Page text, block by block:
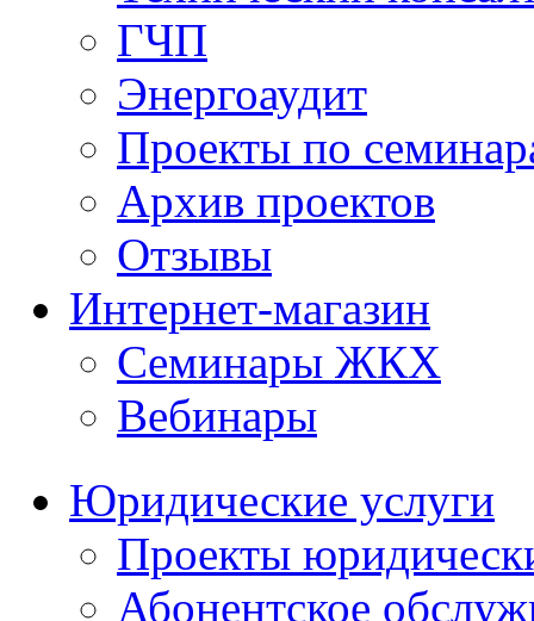
ГЧП
Энергоаудит
Проекты по
Архив проектов
Отзывы
Интернет-магазин
Семинары ЖКХ
Вебинары
Юридические услуги
Проекты
Абонентское